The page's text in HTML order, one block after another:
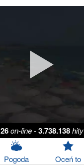
26 on-line - 3.738.138 hity
Pogoda Oceń to